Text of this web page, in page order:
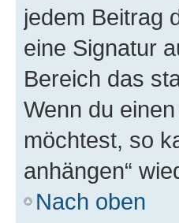
jedem Beitrag
eine Signatur
Bereich das
Wenn du
möchtest, so
anhängen“
Nach oben